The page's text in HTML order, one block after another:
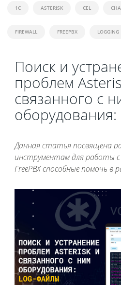
1C ASTERISK CEL
FIREWALL FREEPBX LOGGING
Поиск и
проблем
связанного с
Данная статья посвящена
инструментам для работы
FreePBX способные помочь